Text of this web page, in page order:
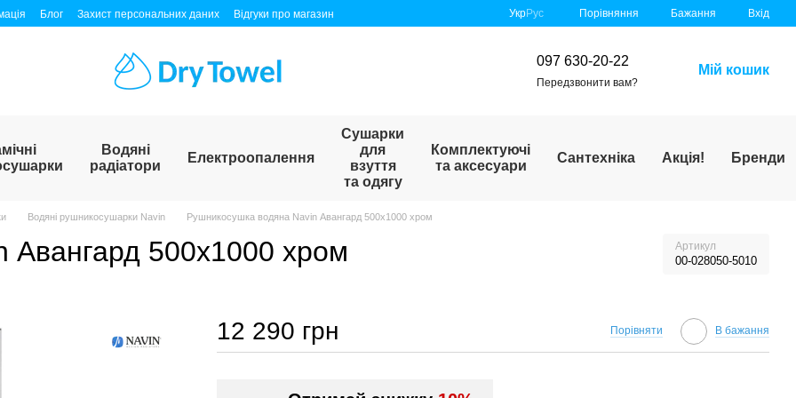
Блог Захист персональних даних
Відгуки про магазин
УкрРус Порівняння Бажання Вхід
097 630-20-22
Передзвонити вам?
Мій кошик
Водяні
радіатори
Електроопалення
Сушарки
для
взуття
та одягу
Комплектуючі
та аксесуари
Сантехніка Акція! Бренди
Водяні рушникосушарки Navin Рушникосушка водяна Navin Авангард 500х1000 хром
500х1000 хром Артикул
00-028050-5010
12 290 грн Порівняти В бажання